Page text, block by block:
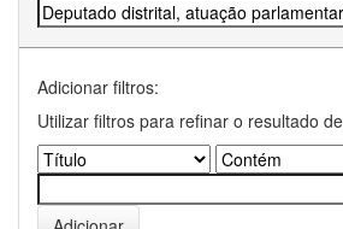
Adicionar filtros:
Utilizar filtros para refinar o resultado